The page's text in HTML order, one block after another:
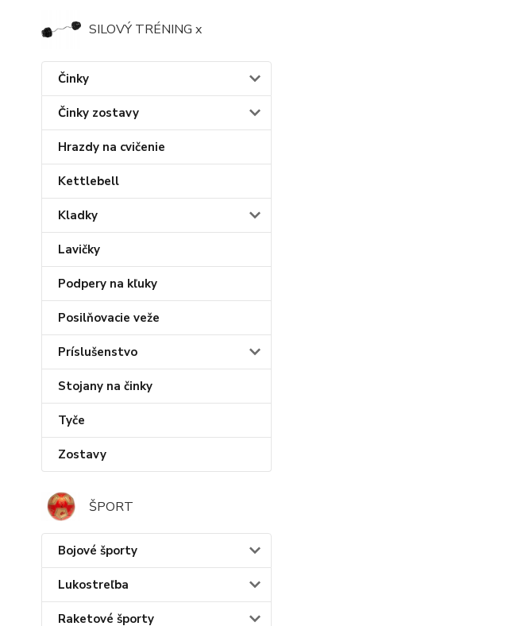
SILOVÝ TRÉNING x
Činky
Činky zostavy
Hrazdy na cvičenie
Kettlebell
Kladky
Lavičky
Podpery na kľuky
Posilňovacie veže
Príslušenstvo
Stojany na činky
Tyče
Zostavy
ŠPORT
Bojové športy
Lukostreľba
Raketové športy